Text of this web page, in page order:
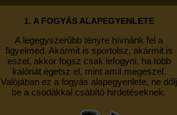
1. A FOGYÁS ALAPEGYENLETE
A legegyszerűbb tényre hívnánk fel a
figyelmed. Akármit is sportolsz, akármit is
eszel, akkor fogsz csak lefogyni, ha több
kalóriát égetsz el, mint amit megeszel.
Valójában ez a fogyás alapegyenlete, ne dőlj
be a csodákkal csábító hirdetéseknek.